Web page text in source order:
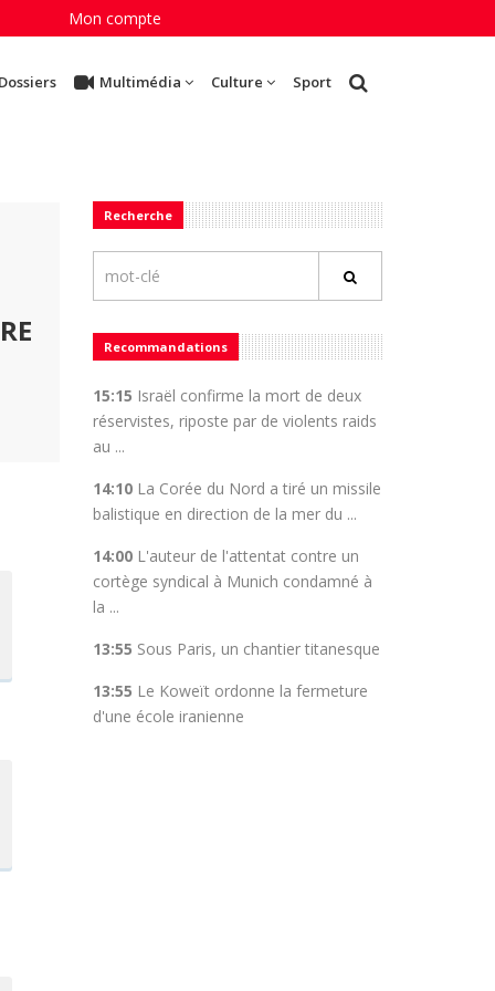
Mon compte
Multimédia Culture Sport
Recherche
Recommandations
15:15 Israël confirme la mort de deux
réservistes, riposte par de violents raids
au ...
14:10La Corée du Nord a tiré un missile
balistique en direction de la mer du ...
14:00L'auteur de l'attentat contre un
cortège syndical à Munich condamné à
la ...
13:55 Sous Paris, un chantier titanesque
13:55 Le Koweït ordonne la fermeture
d'une école iranienne